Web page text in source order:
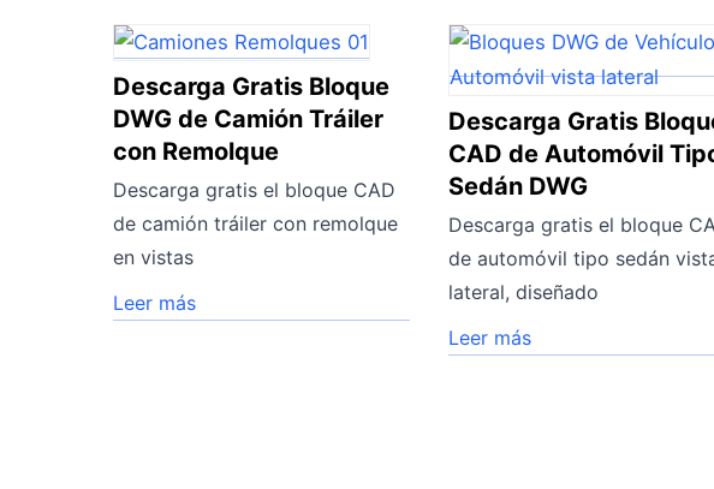
Descarga Gratis Bloque
DWG de Camión Tráiler
con Remolque
Descarga gratis el bloque CAD
de camión tráiler con remolque
en vistas
Leer más
Descarga Gratis
CAD de Automóvil
Sedán DWG
Descarga gratis el bloque
de automóvil tipo sedán
lateral, diseñado
Leer más